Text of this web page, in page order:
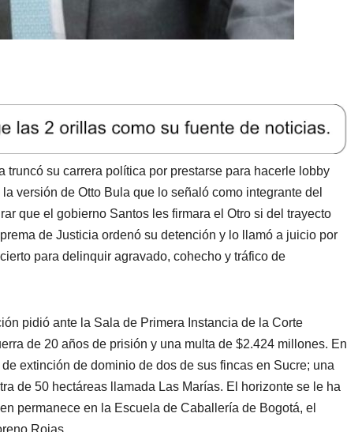
truncó su carrera política por prestarse para hacerle lobby
versión de Otto Bula que lo señaló como integrante del
que el gobierno Santos les firmara el Otro si del trayecto
de Justicia ordenó su detención y lo llamó a juicio por
para delinquir agravado, cohecho y tráfico de
pidió ante la Sala de Primera Instancia de la Corte
de 20 años de prisión y una multa de $2.424 millones. En
extinción de dominio de dos de sus fincas en Sucre; una
de 50 hectáreas llamada Las Marías. El horizonte se le ha
permanece en la Escuela de Caballería de Bogotá, el
Rojas.